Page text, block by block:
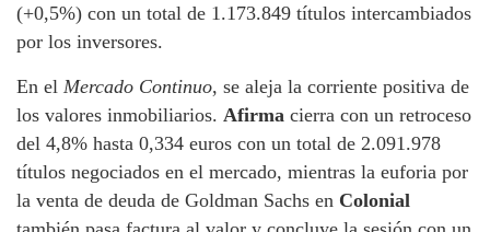
(+0,5%) con un total de 1.173.849 títulos intercambiados
por los inversores.
En el Mercado Continuo, se aleja la corriente positiva de
los valores inmobiliarios. Afirma cierra con un retroceso
del 4,8% hasta 0,334 euros con un total de 2.091.978
títulos negociados en el mercado, mientras la euforia por
la venta de deuda de Goldman Sachs en Colonial